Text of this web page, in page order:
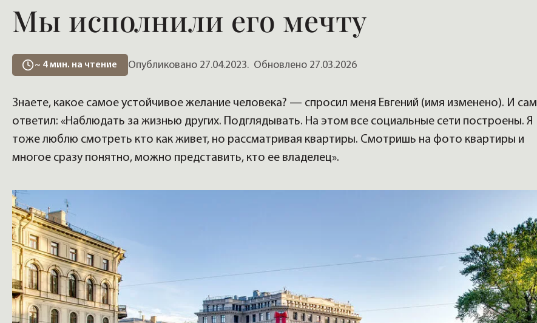
Мы исполнили его мечту
~ 4мин. на чтение Опубликовано 27.04.2023. Обновлено 27.03.2026
Знаете, какое самое устойчивое желание человека? — спросил меня Евгений (имя изменено). И сам
ответил: «Наблюдать за жизнью других. Подглядывать. На этом все социальные сети построены. Я
тоже люблю смотреть кто как живет, но рассматривая квартиры. Смотришь на фото квартиры и
многое сразу понятно, можно представить, кто ее владелец».